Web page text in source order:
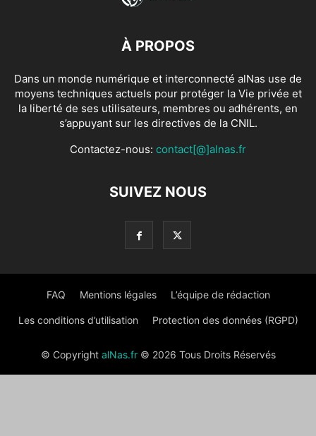
À PROPOS
Dans un monde numérique et interconnecté alNas use de
moyens techniques actuels pour protéger la Vie privée et
la liberté de ses utilisateurs, membres ou adhérents, en
s’appuyant sur les directives de la CNIL.
Contactez-nous: contact[@]alnas.fr
SUIVEZ NOUS
FAQ Mentions légales L’équipe de rédaction
Les conditions d’utilisation Protection des données (RGPD)
© Copyright alNas.fr© 2026 Tous Droits Réservés